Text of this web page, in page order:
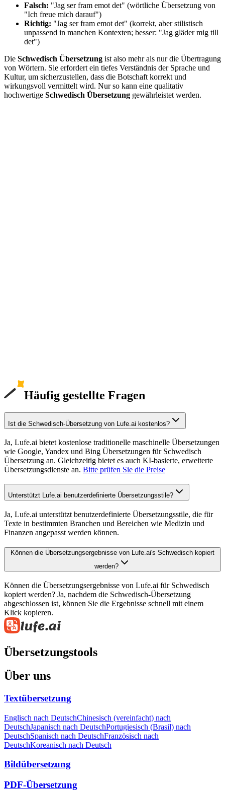
Falsch: "Jag ser fram emot det" (wörtliche Übersetzung von
"Ich freue mich darauf")
Richtig: "Jag ser fram emot det" (korrekt, aber stilistisch
unpassend in manchen Kontexten; besser: "Jag gläder mig till
det")
Die Schwedisch Übersetzung ist also mehr als nur die Übertragung
von Wörtern. Sie erfordert ein tiefes Verständnis der Sprache und
Kultur, um sicherzustellen, dass die Botschaft korrekt und
wirkungsvoll vermittelt wird. Nur so kann eine qualitativ
hochwertige Schwedisch Übersetzung gewährleistet werden.
Häufig gestellte Fragen
Ist die Schwedisch-Übersetzung von Lufe.ai kostenlos?
Ja, Lufe.ai bietet kostenlose traditionelle maschinelle Übersetzungen
wie Google, Yandex und Bing Übersetzungen für Schwedisch
Übersetzung an. Gleichzeitig bietet es auch KI-basierte, erweiterte
Übersetzungsdienste an. Bitte prüfen Sie die Preise
Unterstützt Lufe.ai benutzerdefinierte Übersetzungsstile?
Ja, Lufe.ai unterstützt benutzerdefinierte Übersetzungsstile, die für
Texte in bestimmten Branchen und Bereichen wie Medizin und
Finanzen angepasst werden können.
Können die Übersetzungsergebnisse von Lufe.ai's Schwedisch kopiert
werden?
Können die Übersetzungsergebnisse von Lufe.ai für Schwedisch
kopiert werden? Ja, nachdem die Schwedisch-Übersetzung
abgeschlossen ist, können Sie die Ergebnisse schnell mit einem
Klick kopieren.
Übersetzungstools
Über uns
Textübersetzung
Englisch nach DeutschChinesisch (vereinfacht) nach
DeutschJapanisch nach DeutschPortugiesisch (Brasil) nach
DeutschSpanisch nach DeutschFranzösisch nach
DeutschKoreanisch nach Deutsch
Bildübersetzung
PDF-Übersetzung